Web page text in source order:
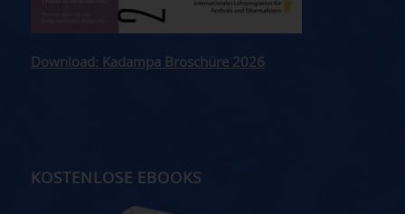
Download: Kadampa Broschüre 2026
KOSTENLOSE EBOOKS